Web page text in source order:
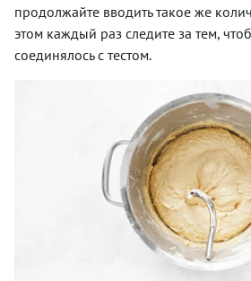
продолжайте вводить такое же
этом каждый раз следите за тем,
соединялось с тестом.